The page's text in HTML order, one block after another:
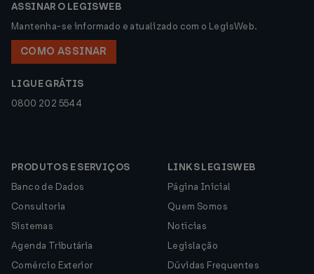
ASSINAR O LEGISWEB
Mantenha-se informado e atualizado com o LegisWeb.
COMO ASSINAR
LIGUE GRÁTIS
0800 202 5544
PRODUTOS E SERVIÇOS
Banco de Dados
Consultoria
Sistemas
Agenda Tributária
Comércio Exterior
LINKS LEGISWEB
Página Inicial
Quem Somos
Notícias
Legislação
Dúvidas Frequentes